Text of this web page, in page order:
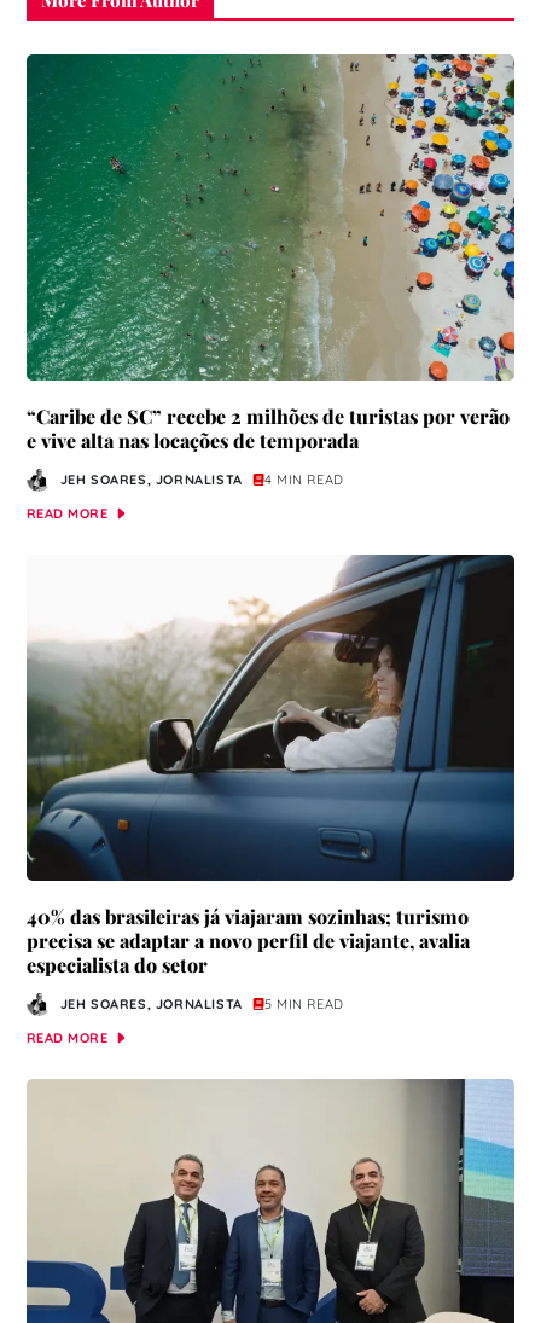
“Caribe de SC” recebe 2 milhões de turistas por verão
e vive alta nas locações de temporada
JEH SOARES, JORNALISTA
4 MIN READ
READ MORE
40% das brasileiras já viajaram sozinhas; turismo
precisa se adaptar a novo perfil de viajante, avalia
especialista do setor
JEH SOARES, JORNALISTA
5 MIN READ
READ MORE